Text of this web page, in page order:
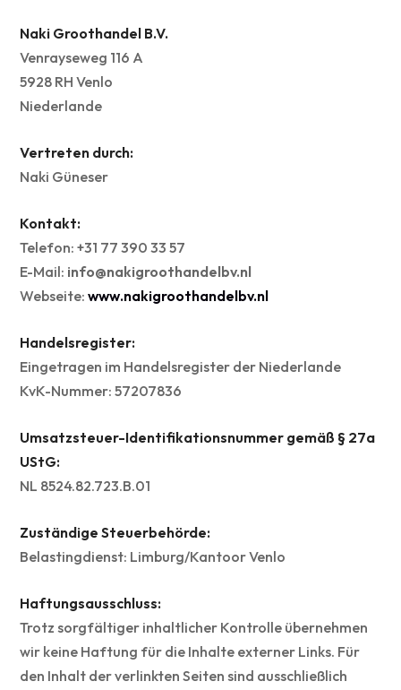
Naki Groothandel B.V.
Venrayseweg 116 A
5928 RH Venlo
Niederlande
Vertreten durch:
Naki Güneser
Kontakt:
Telefon: +31 77 390 33 57
E-Mail: info@nakigroothandelbv.nl
Webseite: www.nakigroothandelbv.nl
Handelsregister:
Eingetragen im Handelsregister der Niederlande
KvK-Nummer: 57207836
Umsatzsteuer-Identifikationsnummer gemäß § 27a
UStG:
NL 8524.82.723.B.01
Zuständige Steuerbehörde:
Belastingdienst: Limburg/Kantoor Venlo
Haftungsausschluss:
Trotz sorgfältiger inhaltlicher Kontrolle übernehmen
wir keine Haftung für die Inhalte externer Links. Für
den Inhalt der verlinkten Seiten sind ausschließlich